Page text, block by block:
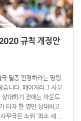
규칙 개정안
멸종 판정하라는 명령
습니다. 메이저리그 사무
대하기 전에는 마운드
타자 한 명만 상대하고
무국은 소위 '최소 세 타